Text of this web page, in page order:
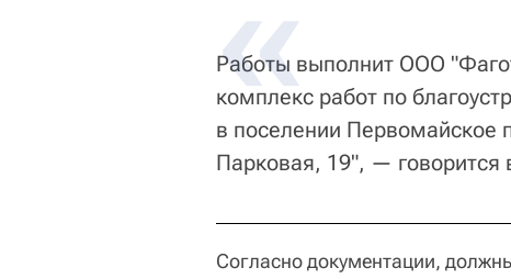
Работы выполнит ООО
комплекс работ по
в поселении Первомайское
Парковая, 19", — говорится
Согласно документации,